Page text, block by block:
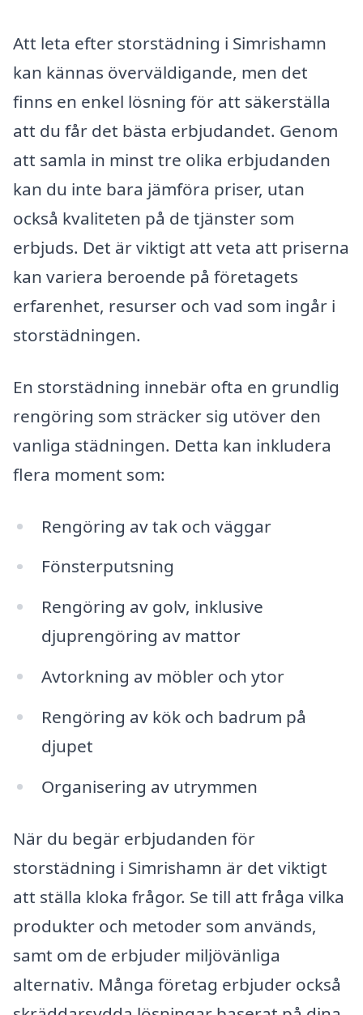
Att leta efter storstädning i Simrishamn
kan kännas överväldigande, men det
finns en enkel lösning för att säkerställa
att du får det bästa erbjudandet. Genom
att samla in minst tre olika erbjudanden
kan du inte bara jämföra priser, utan
också kvaliteten på de tjänster som
erbjuds. Det är viktigt att veta att priserna
kan variera beroende på företagets
erfarenhet, resurser och vad som ingår i
storstädningen.
En storstädning innebär ofta en grundlig
rengöring som sträcker sig utöver den
vanliga städningen. Detta kan inkludera
flera moment som:
Rengöring av tak och väggar
Fönsterputsning
Rengöring av golv, inklusive
djuprengöring av mattor
Avtorkning av möbler och ytor
Rengöring av kök och badrum på
djupet
Organisering av utrymmen
När du begär erbjudanden för
storstädning i Simrishamn är det viktigt
att ställa kloka frågor. Se till att fråga vilka
produkter och metoder som används,
samt om de erbjuder miljövänliga
alternativ. Många företag erbjuder också